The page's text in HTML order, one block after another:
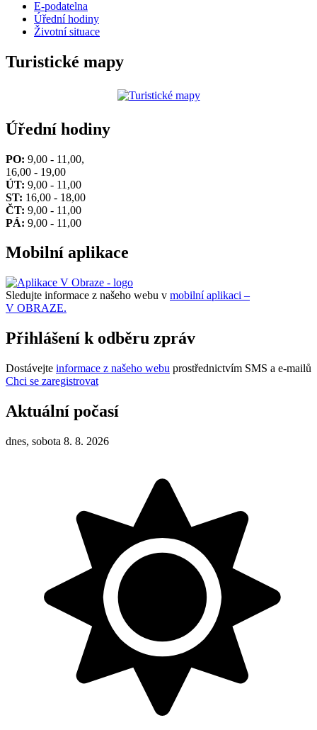
E-podatelna
Úřední hodiny
Životní situace
Turistické mapy
Úřední hodiny
PO: 9,00 - 11,00,
16,00 - 19,00
ÚT: 9,00 - 11,00
ST: 16,00 - 18,00
ČT: 9,00 - 11,00
PÁ: 9,00 - 11,00
Mobilní aplikace
Sledujte informace z našeho webu v mobilní aplikaci –
V OBRAZE.
Přihlášení k odběru zpráv
Dostávejte informace z našeho webu prostřednictvím SMS a e-mailů
Chci se zaregistrovat
Aktuální počasí
dnes, sobota 8. 8. 2026